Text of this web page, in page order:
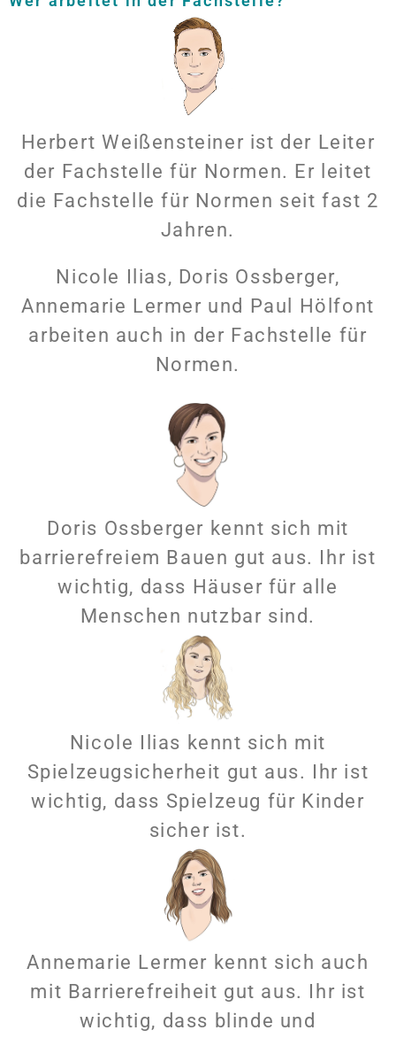
Herbert Weißensteiner ist der Leiter
der Fachstelle für Normen. Er leitet
die Fachstelle für Normen seit fast 2
Jahren.
Nicole Ilias, Doris Ossberger,
Annemarie Lermer und Paul Hölfont
arbeiten auch in der Fachstelle für
Normen.
Doris Ossberger kennt sich mit
barrierefreiem Bauen gut aus. Ihr ist
wichtig, dass Häuser für alle
Menschen nutzbar sind.
Nicole Ilias kennt sich mit
Spielzeugsicherheit gut aus. Ihr ist
wichtig, dass Spielzeug für Kinder
sicher ist.
Annemarie Lermer kennt sich auch
mit Barrierefreiheit gut aus. Ihr ist
wichtig, dass blinde und